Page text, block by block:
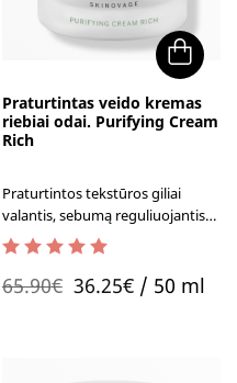
Praturtintas veido kremas
riebiai odai. Purifying Cream
Rich
Praturtintos tekstūros giliai
valantis, sebumą reguliuojantis
veido kremas probleminei ir
riebiai odai.
65.90€ Original
36.25€Current
/ 50 ml